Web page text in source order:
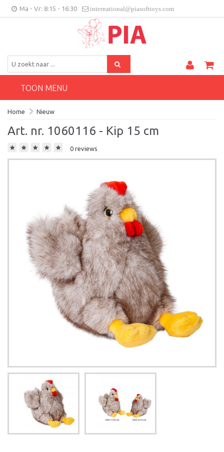
Ma - Vr: 8:15 - 16:30 international@piasofttoys.com
Klantenfeedback
BE/NL
TOON MENU
Home Nieuw
Art. nr. 1060116 - Kip 15 cm
0 reviews